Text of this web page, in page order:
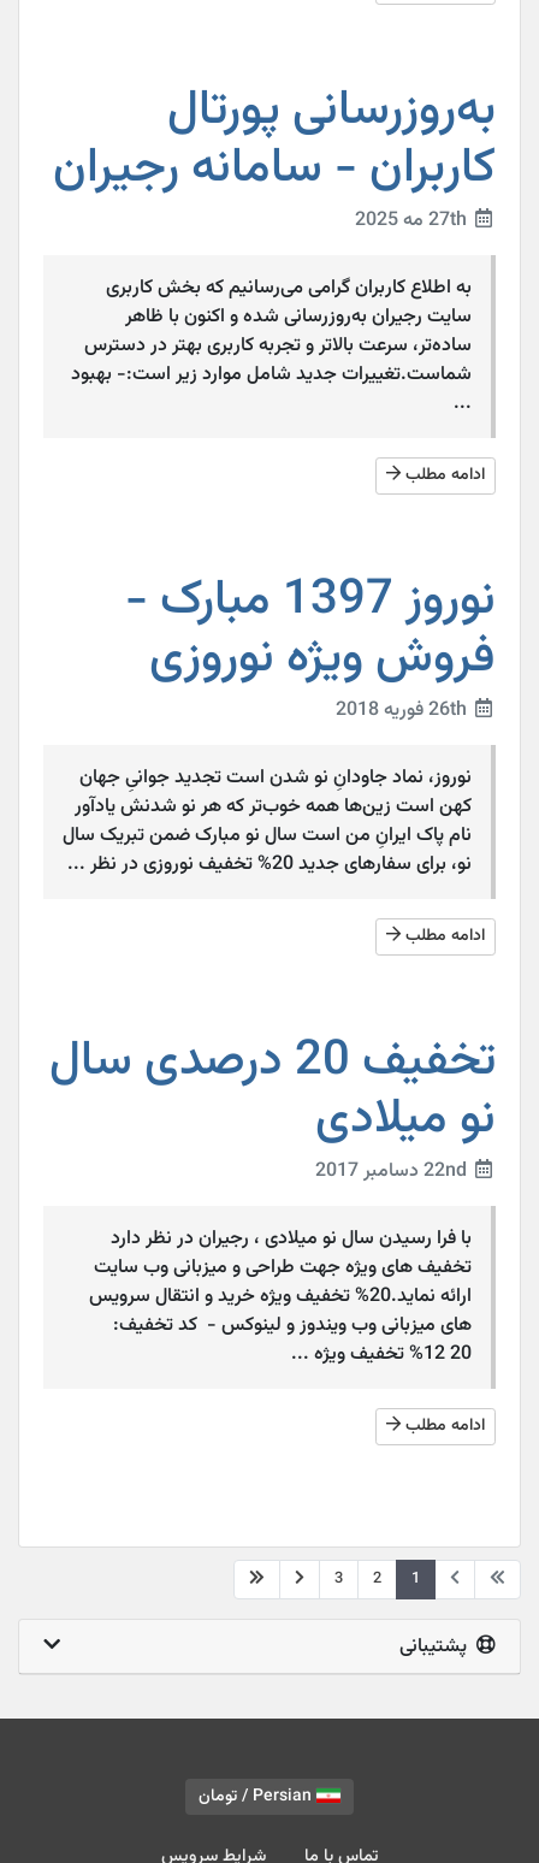
به‌روزرسانی پورتال
کاربران - سامانه رجیران
به اطلاع کاربران گرامی می‌رسانیم که بخش کاربری
سایت رجیران به‌روزرسانی شده و اکنون با ظاهر
ساده‌تر، سرعت بالاتر و تجربه کاربری بهتر در دسترس
شماست.تغییرات جدید شامل موارد زیر است:- بهبود
...
ادامه مطلب
نوروز 1397 مبارک -
فروش ویژه نوروزی
نوروز، نماد جاودانِ نو شدن است تجدید جوانیِ جهان
کهن است زین‌ها همه خوب‌تر که هر نو شدنش یادآور
نام پاک ایرانِ من است سال نو مبارک ضمن تبریک سال
نو، برای سفارهای جدید 20% تخفیف نوروزی در نظر ...
ادامه مطلب
تخفیف 20 درصدی سال
نو میلادی
با فرا رسیدن سال نو میلادی ، رجیران در نظر دارد
تخفیف های ویژه جهت طراحی و میزبانی وب سایت
ارائه نماید.20% تخفیف ویژه خرید و انتقال سرویس
های میزبانی وب ویندوز و لینوکس - کد تخفیف:
12 20% تخفیف ویژه ...
ادامه مطلب
1
2
3
پشتیبانی
تماس با ما شرایط سرویس